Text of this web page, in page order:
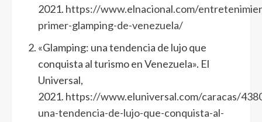
2021. https://www.elnacional.com/
primer-glamping-de-venezuela/
«Glamping: una tendencia de lujo que
conquista al turismo en Venezuela». El
Universal,
2021. https://www.eluniversal.com/caracas/
una-tendencia-de-lujo-que-conquista-al-